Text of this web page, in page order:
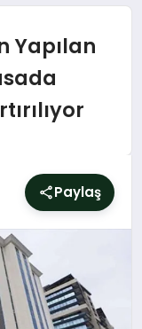
Yapılan
Paylaş